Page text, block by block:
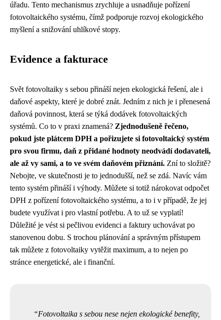
úřadu. Tento mechanismus zrychluje a usnadňuje pořízení
fotovoltaického systému, čímž podporuje rozvoj ekologického
myšlení a snižování uhlíkové stopy.
Evidence a fakturace
Svět fotovoltaiky s sebou přináší nejen ekologická řešení, ale i
daňové aspekty, které je dobré znát. Jedním z nich je i přenesená
daňová povinnost, která se týká dodávek fotovoltaických
systémů. Co to v praxi znamená? Zjednodušeně řečeno,
pokud jste plátcem DPH a pořizujete si fotovoltaický systém
pro svou firmu, daň z přidané hodnoty neodvádí dodavateli,
ale až vy sami, a to ve svém daňovém přiznání. Zní to složitě?
Nebojte, ve skutečnosti je to jednodušší, než se zdá. Navíc vám
tento systém přináší i výhody. Můžete si totiž nárokovat odpočet
DPH z pořízení fotovoltaického systému, a to i v případě, že jej
budete využívat i pro vlastní potřebu. A to už se vyplatí!
Důležité je vést si pečlivou evidenci a faktury uchovávat po
stanovenou dobu. S trochou plánování a správným přístupem
tak můžete z fotovoltaiky vytěžit maximum, a to nejen po
stránce energetické, ale i finanční.
Fotovoltaika s sebou nese nejen ekologické benefity,